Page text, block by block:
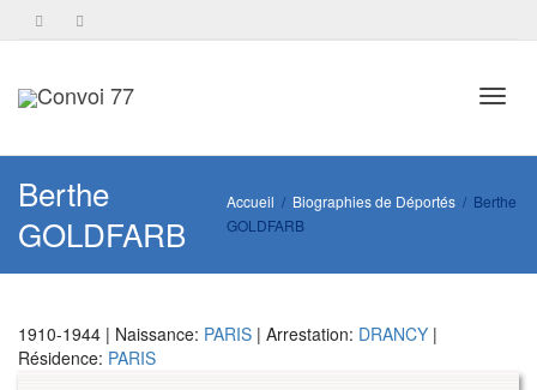
Berthe
GOLDFARB
Accueil Biographies de Déportés
Berthe
GOLDFARB
1910-1944 | Naissance: PARIS | Arrestation: DRANCY |
Résidence: PARIS